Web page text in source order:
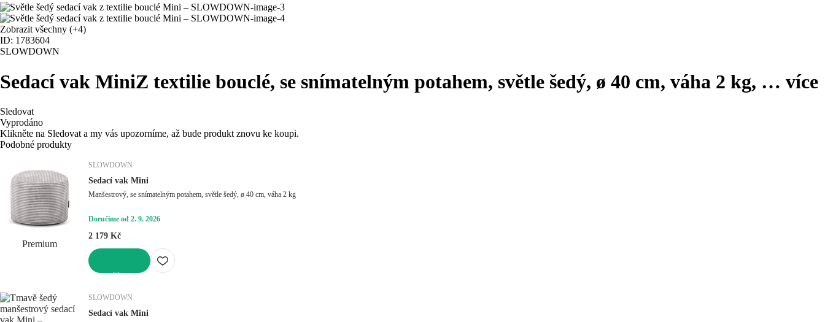
Zobrazit všechny (+4)
ID: 1783604
SLOWDOWN
Sedací vak MiniZ textilie bouclé, se snímatelným potahem, světle šedý, ø 40 cm, váha 2 kg, … více
Sledovat
Vyprodáno
Klikněte na Sledovat a my vás upozorníme, až bude produkt znovu ke koupi.
Podobné produkty
Premium
SLOWDOWN
Sedací vak Mini
Manšestrový, se snímatelným potahem, světle šedý, ø 40 cm, váha 2 kg
Doručíme od 2. 9. 2026
2 179 Kč
SLOWDOWN
Sedací vak Mini